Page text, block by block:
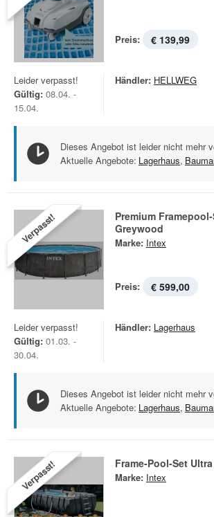
Preis: € 139,99
Leider verpasst!
Gültig: 08.04. -
15.04.
Händler: HELLWEG
Dieses Angebot ist leider nicht mehr
Aktuelle Angebote: Lagerhaus,
Verpasst!
Premium
Greywood
Marke: Intex
Preis: € 599,00
Leider verpasst!
Gültig: 01.03. -
30.04.
Händler: Lagerhaus
Dieses Angebot ist leider nicht mehr
Aktuelle Angebote: Lagerhaus,
Verpasst! Frame-Pool-Set
Marke: Intex